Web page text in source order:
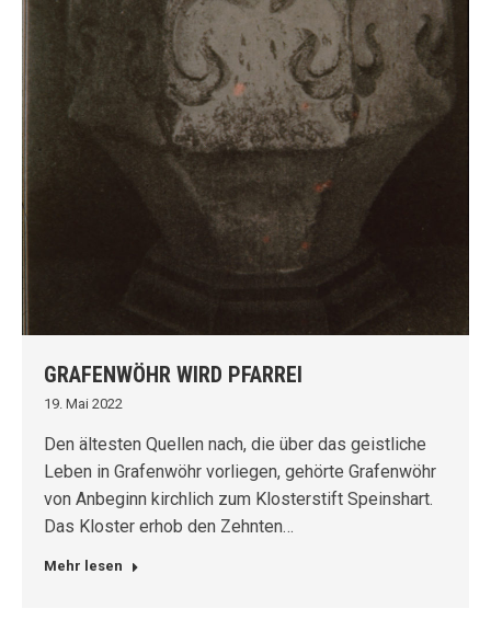
GRAFENWÖHR WIRD PFARREI
19. Mai 2022
Den ältesten Quellen nach, die über das geistliche
Leben in Grafenwöhr vorliegen, gehörte Grafenwöhr
von Anbeginn kirchlich zum Klosterstift Speinshart.
Das Kloster erhob den Zehnten…
Mehr lesen